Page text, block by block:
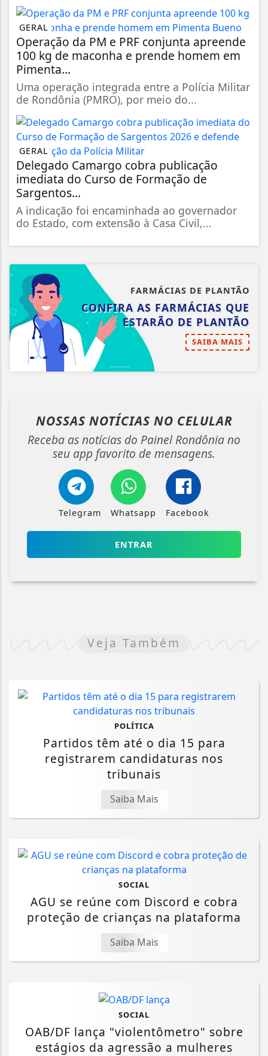
GERAL
Operação da PM e PRF conjunta apreende
100 kg de maconha e prende homem em
Pimenta...
Uma operação integrada entre a Polícia Militar
de Rondônia (PMRO), por meio do...
GERAL
Delegado Camargo cobra publicação
imediata do Curso de Formação de
Sargentos...
A indicação foi encaminhada ao governador
do Estado, com extensão à Casa Civil,...
FARMÁCIAS DE PLANTÃO
CONFIRA AS FARMÁCIAS QUE
ESTARÃO DE PLANTÃO
SAIBA MAIS
NOSSAS NOTÍCIAS NO CELULAR
Receba as notícias do Painel Rondônia no
seu app favorito de mensagens.
Telegram Whatsapp Facebook
ENTRAR
Veja Também
POLÍTICA
Partidos têm até o dia 15 para
registrarem candidaturas nos
tribunais
Saiba Mais
SOCIAL
AGU se reúne com Discord e cobra
proteção de crianças na plataforma
Saiba Mais
SOCIAL
OAB/DF lança "violentômetro" sobre
estágios da agressão a mulheres